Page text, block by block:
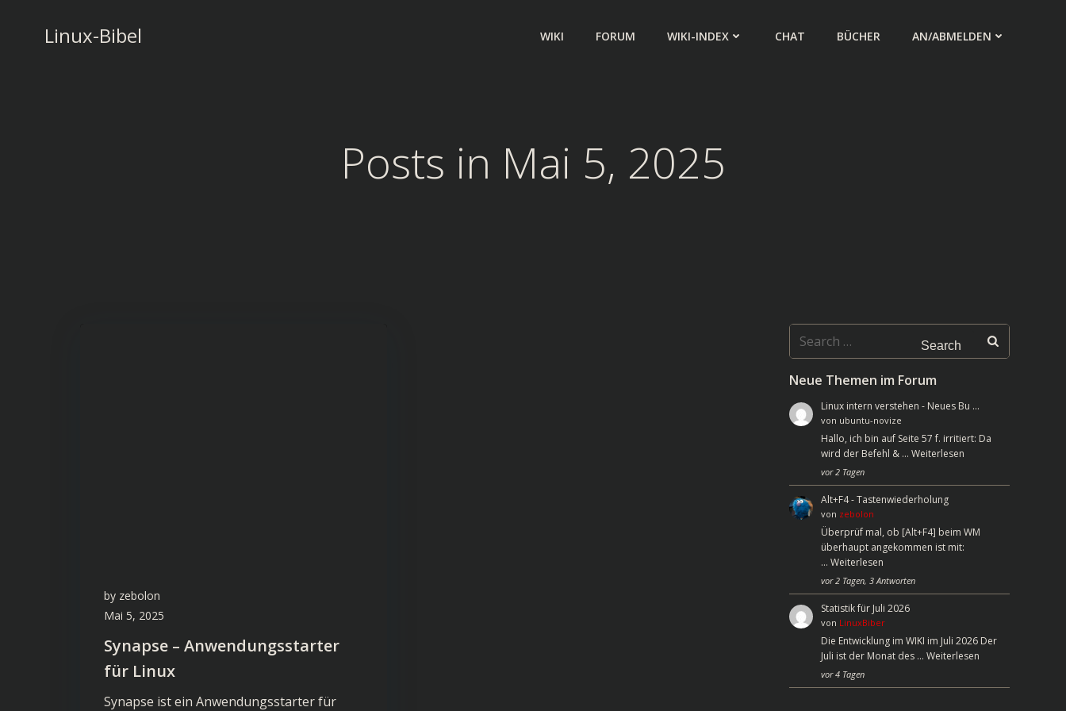
springenLinux-Bibel WIKI FORUM WIKI-INDEX CHAT BÜCHER AN/ABMELDEN
Posts in Mai 5, 2025
by zebolon
Mai 5, 2025
Synapse – Anwendungsstarter
für Linux
Synapse ist ein Anwendungsstarter für
Search
for:
Neue Themen im Forum
Linux intern verstehen - Neues Bu …
von ubuntu-novize
Hallo, ich bin auf Seite 57 f. irritiert: Da
wird der Befehl & … Weiterlesen
vor 2 Tagen
Alt+F4 - Tastenwiederholung
von zebolon
Überprüf mal, ob [Alt+F4] beim WM
überhaupt angekommen ist mit:
… Weiterlesen
vor 2 Tagen, 3 Antworten
Statistik für Juli 2026
von LinuxBiber
Die Entwicklung im WIKI im Juli 2026 Der
Juli ist der Monat des … Weiterlesen
vor 4 Tagen